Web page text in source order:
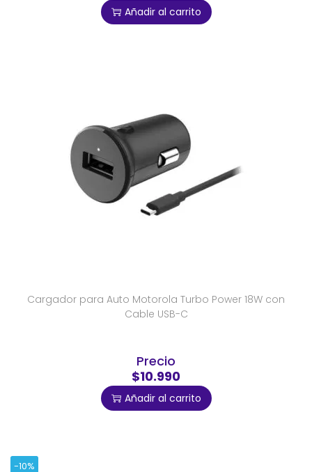
Añadir al carrito
Cargador para Auto Motorola Turbo Power 18W con
Cable USB-C
Precio
$10.990
Añadir al carrito
-10%